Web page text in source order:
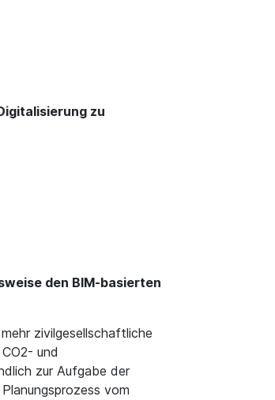
zu
den BIM-basierten
zivilgesellschaftliche
und
zur Aufgabe der
vom